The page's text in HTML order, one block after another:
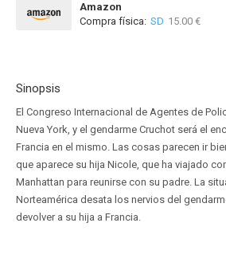
Amazon
Compra física: SD 15.00 €
Sinopsis
El Congreso Internacional de Agentes de
Nueva York, y el gendarme Cruchot será el
Francia en el mismo. Las cosas parecen ir
que aparece su hija Nicole, que ha viajado
Manhattan para reunirse con su padre. La
Norteamérica desata los nervios del
devolver a su hija a Francia.